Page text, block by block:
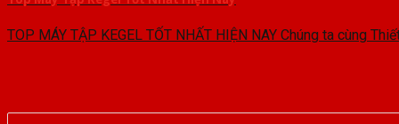
TOP MÁY TẬP KEGEL TỐT NHẤT HIỆN NAY Chúng ta cùng